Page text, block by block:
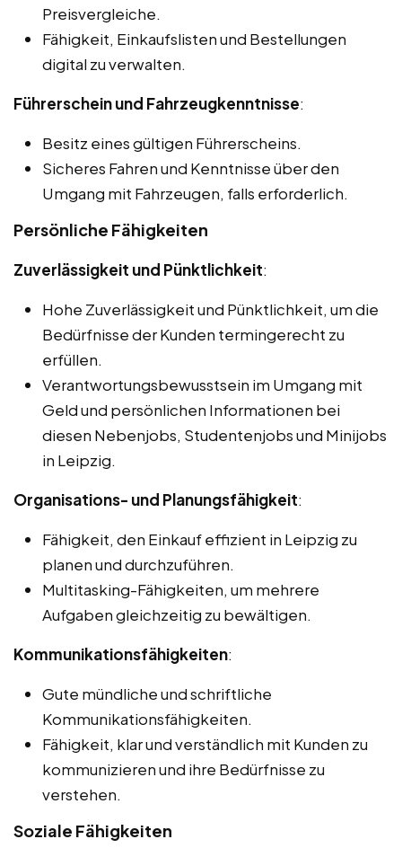
Preisvergleiche.
Fähigkeit, Einkaufslisten und Bestellungen
digital zu verwalten.
Führerschein und Fahrzeugkenntnisse:
Besitz eines gültigen Führerscheins.
Sicheres Fahren und Kenntnisse über den
Umgang mit Fahrzeugen, falls erforderlich.
Persönliche Fähigkeiten
Zuverlässigkeit und Pünktlichkeit:
Hohe Zuverlässigkeit und Pünktlichkeit, um die
Bedürfnisse der Kunden termingerecht zu
erfüllen.
Verantwortungsbewusstsein im Umgang mit
Geld und persönlichen Informationen bei
diesen Nebenjobs, Studentenjobs und Minijobs
in Leipzig.
Organisations- und Planungsfähigkeit:
Fähigkeit, den Einkauf effizient in Leipzig zu
planen und durchzuführen.
Multitasking-Fähigkeiten, um mehrere
Aufgaben gleichzeitig zu bewältigen.
Kommunikationsfähigkeiten:
Gute mündliche und schriftliche
Kommunikationsfähigkeiten.
Fähigkeit, klar und verständlich mit Kunden zu
kommunizieren und ihre Bedürfnisse zu
verstehen.
Soziale Fähigkeiten